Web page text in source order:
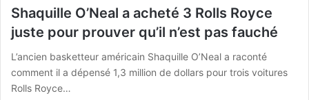
Shaquille O’Neal a acheté 3 Rolls Royce
juste pour prouver qu’il n’est pas fauché
L’ancien basketteur américain Shaquille O’Neal a raconté
comment il a dépensé 1,3 million de dollars pour trois voitures
Rolls Royce…